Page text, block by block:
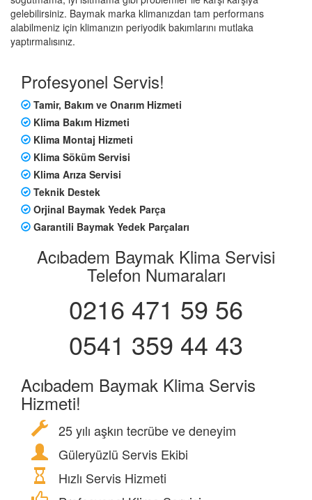
gelebilirsiniz. Baymak marka klimanızdan tam performans
alabilmeniz için klimanızın periyodik bakımlarını mutlaka
yaptırmalısınız.
Profesyonel Servis!
Tamir, Bakım ve Onarım Hizmeti
Klima Bakım Hizmeti
Klima Montaj Hizmeti
Klima Söküm Servisi
Klima Arıza Servisi
Teknik Destek
Orjinal Baymak Yedek Parça
Garantili Baymak Yedek Parçaları
Acıbadem Baymak Klima Servisi
Telefon Numaraları
0216 471 59 56
0541 359 44 43
Acıbadem Baymak Klima Servis
Hizmeti!
25 yılı aşkın tecrübe ve deneyim
Güleryüzlü Servis Ekibi
Hızlı Servis Hizmeti